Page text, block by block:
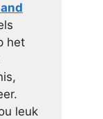
het
leuk